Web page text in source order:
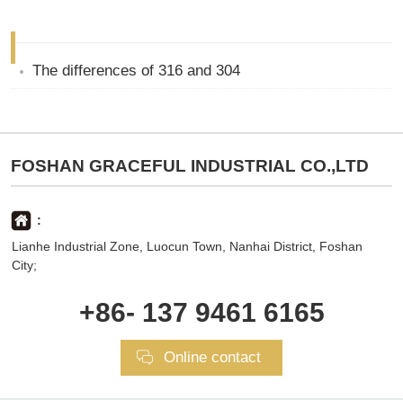
The differences of 316 and 304
FOSHAN GRACEFUL INDUSTRIAL CO.,LTD
:
Lianhe Industrial Zone, Luocun Town, Nanhai District, Foshan
City;
+86- 137 9461 6165
Online contact